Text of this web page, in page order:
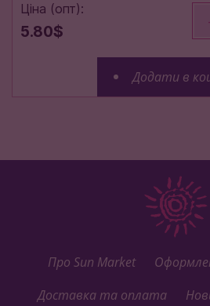
Ціна (опт):
5.80$
Додати в
Про Sun Market
Доставка та оплата